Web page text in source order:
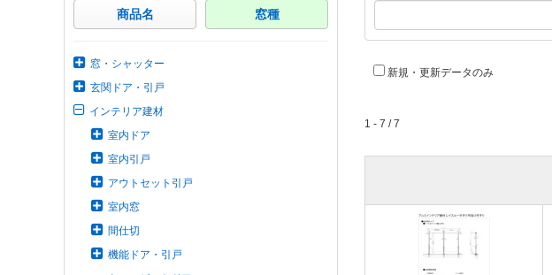
商品名 窓種
窓・シャッター
玄関ドア・引戸
インテリア建材
室内ドア
室内引戸
アウトセット引戸
室内窓
間仕切
機能ドア・引戸
新規・更新データのみ
1 - 7 / 7